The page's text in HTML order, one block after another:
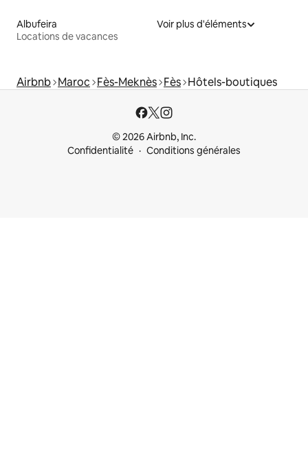
Albufeira
Locations de vacances
Voir plus d'éléments
Airbnb Maroc Fès-Meknès Fès Hôtels-boutiques
© 2026 Airbnb, Inc.
Confidentialité
Conditions générales